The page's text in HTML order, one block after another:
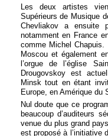
Les deux artistes
Supérieurs de Musique
Chevliakov a ensuite
notamment en France
comme Michel Chapuis.
Moscou et également
l’orgue de l’église
Drougovskoy est
Minsk tout en étant
Europe, en Amérique du
Nul doute que ce
beaucoup d’auditeurs
venue du plus grand
est proposé à l’initiative